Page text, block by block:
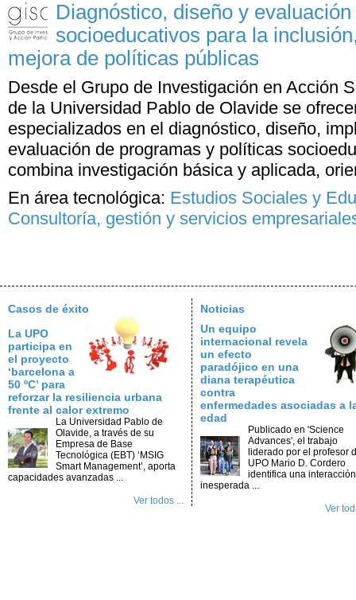
Diagnóstico, diseño y
socioeducativos para la
mejora de políticas públicas
Desde el Grupo de Investigación en Acción
de la Universidad Pablo de Olavide se
especializados en el diagnóstico, diseño,
evaluación de programas y políticas
combina investigación básica y aplicada,
En área tecnológica: Estudios Sociales y
Consultoría, gestión y servicios
Casos de éxito
La UPO
participa en
el proyecto
‘barcelona a
50 ºC’ para
reforzar la resiliencia urbana
frente al calor extremo
La Universidad Pablo de
Olavide, a través de su
Empresa de Base
Tecnológica (EBT) ‘MSIG
Smart Management’, aporta
capacidades avanzadas ...
Ver todos ...
Noticias
Un equipo
internacional revela
un efecto
paradójico en una
diana terapéutica
contra
enfermedades asociadas a
edad
Publicado en 'Science
Advances', el trabajo
liderado por el profesor
UPO Mario D. Cordero
identifica una interacción
inesperada ...
Ver